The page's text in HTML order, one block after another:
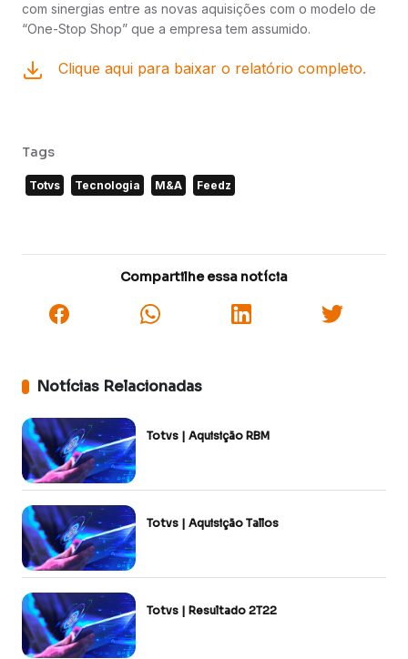
com sinergias entre as novas aquisições com o modelo de
“One-Stop Shop” que a empresa tem assumido.
Clique aqui para baixar o relatório completo.
Tags
Totvs Tecnologia M&A Feedz
Compartilhe essa notícia
Notícias Relacionadas
Totvs | Aquisição RBM
Totvs | Aquisição Tallos
Totvs | Resultado 2T22